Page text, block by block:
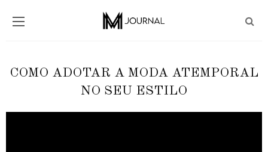
COMO ADOTAR A MODA ATEMPORAL
NO SEU ESTILO